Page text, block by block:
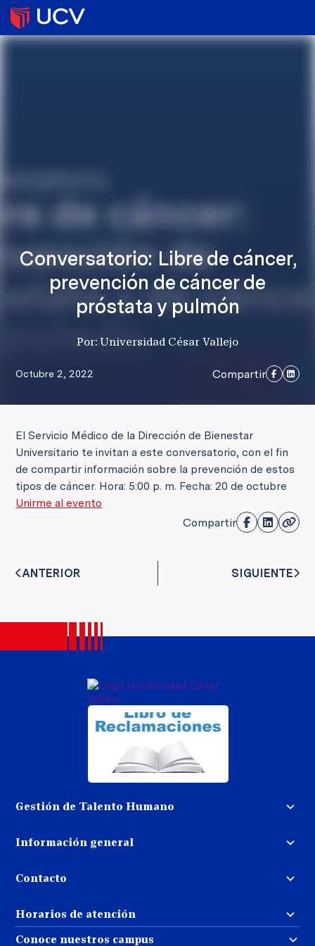
Conversatorio: Libre de cáncer,
prevención de cáncer de
próstata y pulmón
Por: Universidad César Vallejo
Octubre 2, 2022 Compartir
El Servicio Médico de la Dirección de Bienestar
Universitario te invitan a este conversatorio, con el fin
de compartir información sobre la prevención de estos
tipos de cáncer. Hora: 5:00 p. m. Fecha: 20 de octubre
Unirme al evento
Compartir
ANTERIOR SIGUIENTE
Gestión de Talento Humano
Trabaja con nosotros
Información general
dinero
Libro de reclamaciones
Repositorio UCV
Contacto
llamando al:
( 01 ) 202-4342
Horarios de atención
Atención al estudiante:
Conoce nuestros campus